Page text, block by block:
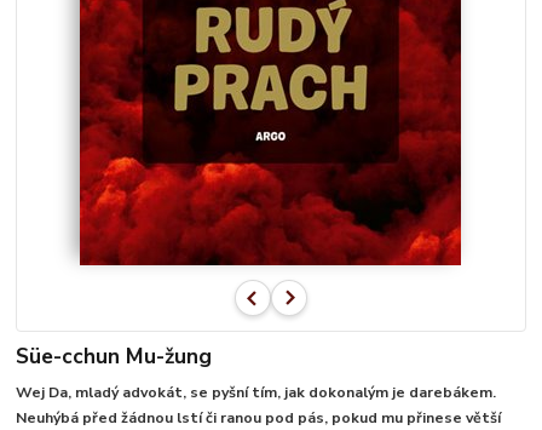
Süe-cchun Mu-žung
Wej Da, mladý advokát, se pyšní tím, jak dokonalým je darebákem.
Neuhýbá před žádnou lstí či ranou pod pás, pokud mu přinese větší